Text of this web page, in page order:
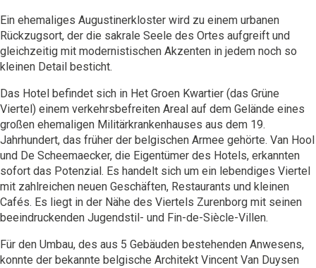
Ein ehemaliges Augustinerkloster wird zu einem urbanen
Rückzugsort, der die sakrale Seele des Ortes aufgreift und
gleichzeitig mit modernistischen Akzenten in jedem noch so
kleinen Detail besticht.
Das Hotel befindet sich in Het Groen Kwartier (das Grüne
Viertel) einem verkehrsbefreiten Areal auf dem Gelände eines
großen ehemaligen Militärkrankenhauses aus dem 19.
Jahrhundert, das früher der belgischen Armee gehörte. Van Hool
und De Scheemaecker, die Eigentümer des Hotels, erkannten
sofort das Potenzial. Es handelt sich um ein lebendiges Viertel
mit zahlreichen neuen Geschäften, Restaurants und kleinen
Cafés. Es liegt in der Nähe des Viertels Zurenborg mit seinen
beeindruckenden Jugendstil- und Fin-de-Siècle-Villen.
Für den Umbau, des aus 5 Gebäuden bestehenden Anwesens,
konnte der bekannte belgische Architekt Vincent Van Duysen